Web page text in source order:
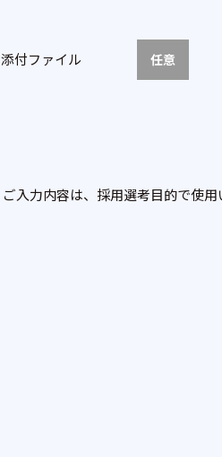
添付ファイル 任意
ご入力内容は、採用選考目的で使